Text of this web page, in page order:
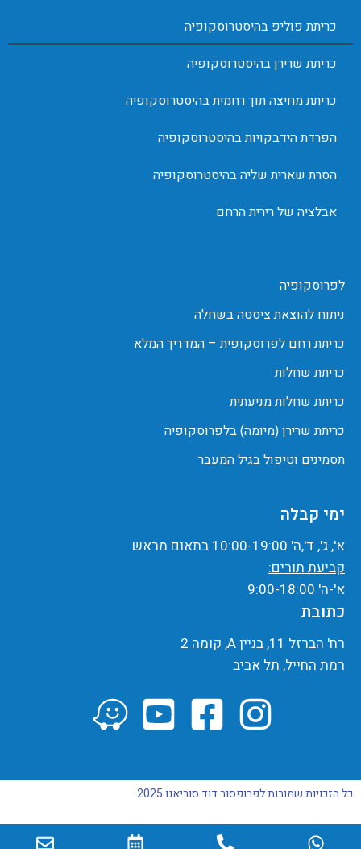
כריתת פוליפ בהיסטרוסקופיה
כריתת שרירן בהיסטרוסקופיה
כריתת מחיצה תוך רחמית בהיסטרוסקופיה
הפרדת הידבקויות בהיסטרוסקופיה
הסרת שארית שליה בהיסטרוסקופיה
אבלציה של רירית הרחם
לפרוסקופיה
ניתוח להוצאת ציסטה בשחלה
כריתת רחם לפרוסקופית – המדריך המלא
כריתת שחלות
כריתת שחלות מניעתית
כריתת שרירן (מיומה) בלפרוסקופיה
תסמינים וטיפול בגיל המעבר
ימי קבלה
א', ג', ד',ה' 10:00-19:00 בתאום מראש
קביעת תורים:
א'-ה' 9:00-18:00
כתובת
רח' הברזל 11, בניין A, קומה 2
רמת החייל, תל אביב
כל הזכויות שמורות לפרופסור דוד סוריאנו 2025